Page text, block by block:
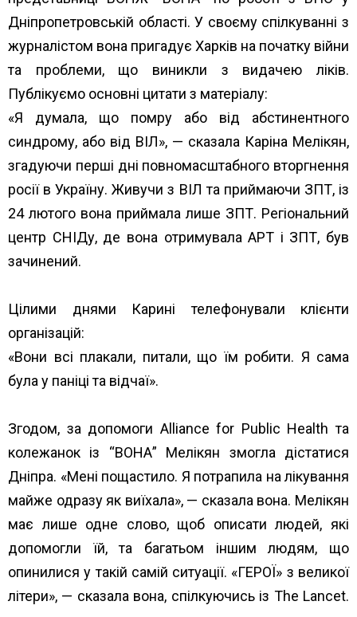
Дніпропетровській області. У своєму спілкуванні з
журналістом вона пригадує Харків на початку війни
та проблеми, що виникли з видачею ліків.
Публікуємо основні цитати з матеріалу:
«Я думала, що помру або від абстинентного
синдрому, або від ВІЛ», — сказала Каріна Мелікян,
згадуючи перші дні повномасштабного вторгнення
росії в Україну. Живучи з ВІЛ та приймаючи ЗПТ, із
24 лютого вона приймала лише ЗПТ. Регіональний
центр СНІДу, де вона отримувала АРТ і ЗПТ, був
зачинений.
Цілими днями Карині телефонували клієнти
організацій:
«Вони всі плакали, питали, що їм робити. Я сама
була у паніці та відчаї».
Згодом, за допомоги Alliance for Public Health та
колежанок із “ВОНА” Мелікян змогла дістатися
Дніпра. «Мені пощастило. Я потрапила на лікування
майже одразу як виїхала», — сказала вона. Мелікян
має лише одне слово, щоб описати людей, які
допомогли їй, та багатьом іншим людям, що
опинилися у такій самій ситуації. «ГЕРОЇ» з великої
літери», — сказала вона, спілкуючись із The Lancet.